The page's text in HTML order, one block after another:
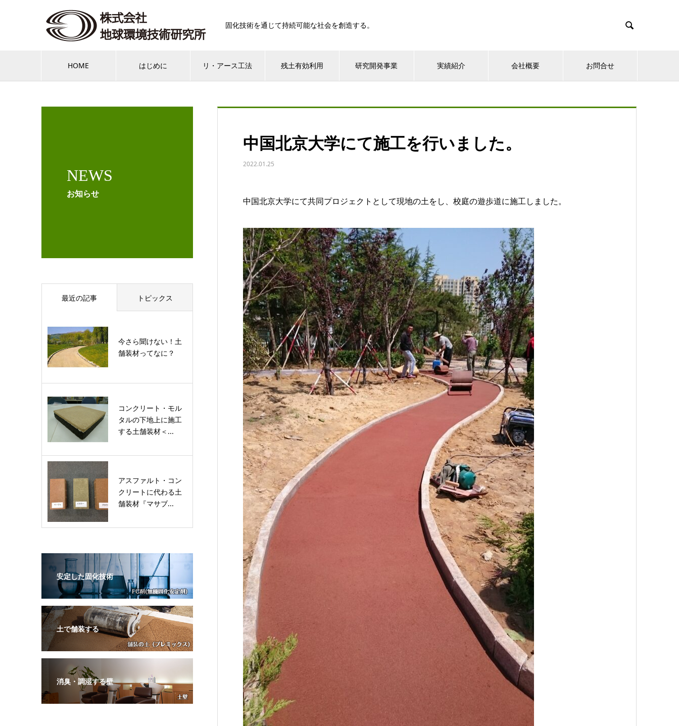
固化技術を通じて持続可能な社会を創造する。 
HOME はじめに リ・アース工法 残土有効利用 研究開発事業 実績紹介 会社概要 お問合せ
NEWS
お知らせ
中国北京大学にて施工を行いました。
2022.01.25
中国北京大学にて共同プロジェクトとして現地の土をし、校庭の遊歩道に施工しました。
最近の記事 トピックス
今さら聞けない！土
舗装材ってなに？
コンクリート・モル
タルの下地上に施工
する土舗装材＜...
アスファルト・コン
クリートに代わる土
舗装材『マサブ...
安定した固化技術
土で舗装する
消臭・調湿する壁